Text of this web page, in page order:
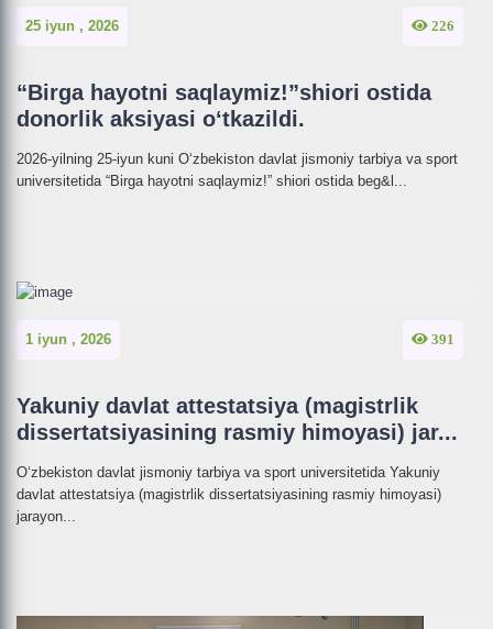
25 iyun , 2026 226
“Birga hayotni saqlaymiz!”shiori ostida
donorlik aksiyasi o‘tkazildi.
2026-yilning 25-iyun kuni O‘zbekiston davlat jismoniy tarbiya va sport
universitetida “Birga hayotni saqlaymiz!” shiori ostida beg&l...
1 iyun , 2026 391
Yakuniy davlat attestatsiya (magistrlik
dissertatsiyasining rasmiy himoyasi) jar...
O‘zbekiston davlat jismoniy tarbiya va sport universitetida Yakuniy
davlat attestatsiya (magistrlik dissertatsiyasining rasmiy himoyasi)
jarayon...